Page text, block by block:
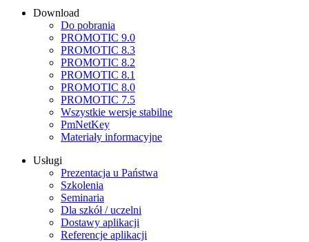
Download
Do pobrania
PROMOTIC 9.0
PROMOTIC 8.3
PROMOTIC 8.2
PROMOTIC 8.1
PROMOTIC 8.0
PROMOTIC 7.5
Wszystkie wersje stabilne
PmNetKey
Materiały informacyjne
Usługi
Prezentacja u Państwa
Szkolenia
Seminaria
Dla szkół / uczelni
Dostawy aplikacji
Referencje aplikacji